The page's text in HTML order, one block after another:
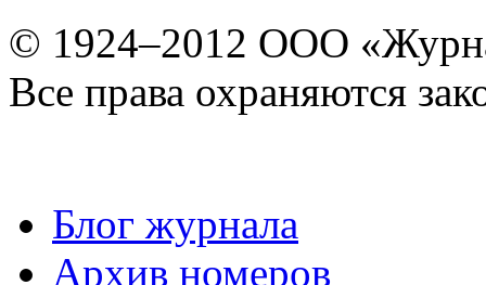
© 1924–2012 ООО
Все права охраняются
Блог журнала
Архив номеров